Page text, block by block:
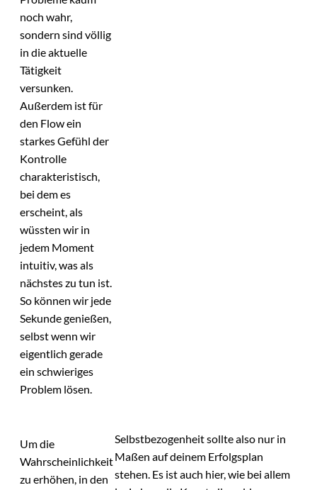
noch wahr,
sondern sind völlig
in die aktuelle
Tätigkeit
versunken.
Außerdem ist für
den Flow ein
starkes Gefühl der
Kontrolle
charakteristisch,
bei dem es
erscheint, als
wüssten wir in
jedem Moment
intuitiv, was als
nächstes zu tun ist.
So können wir jede
Sekunde genießen,
selbst wenn wir
eigentlich gerade
ein schwieriges
Problem lösen.
Um die
Wahrscheinlichkeit
zu erhöhen, in den
Selbstbezogenheit sollte also nur in
Maßen auf deinem Erfolgsplan
stehen. Es ist auch hier, wie bei allem